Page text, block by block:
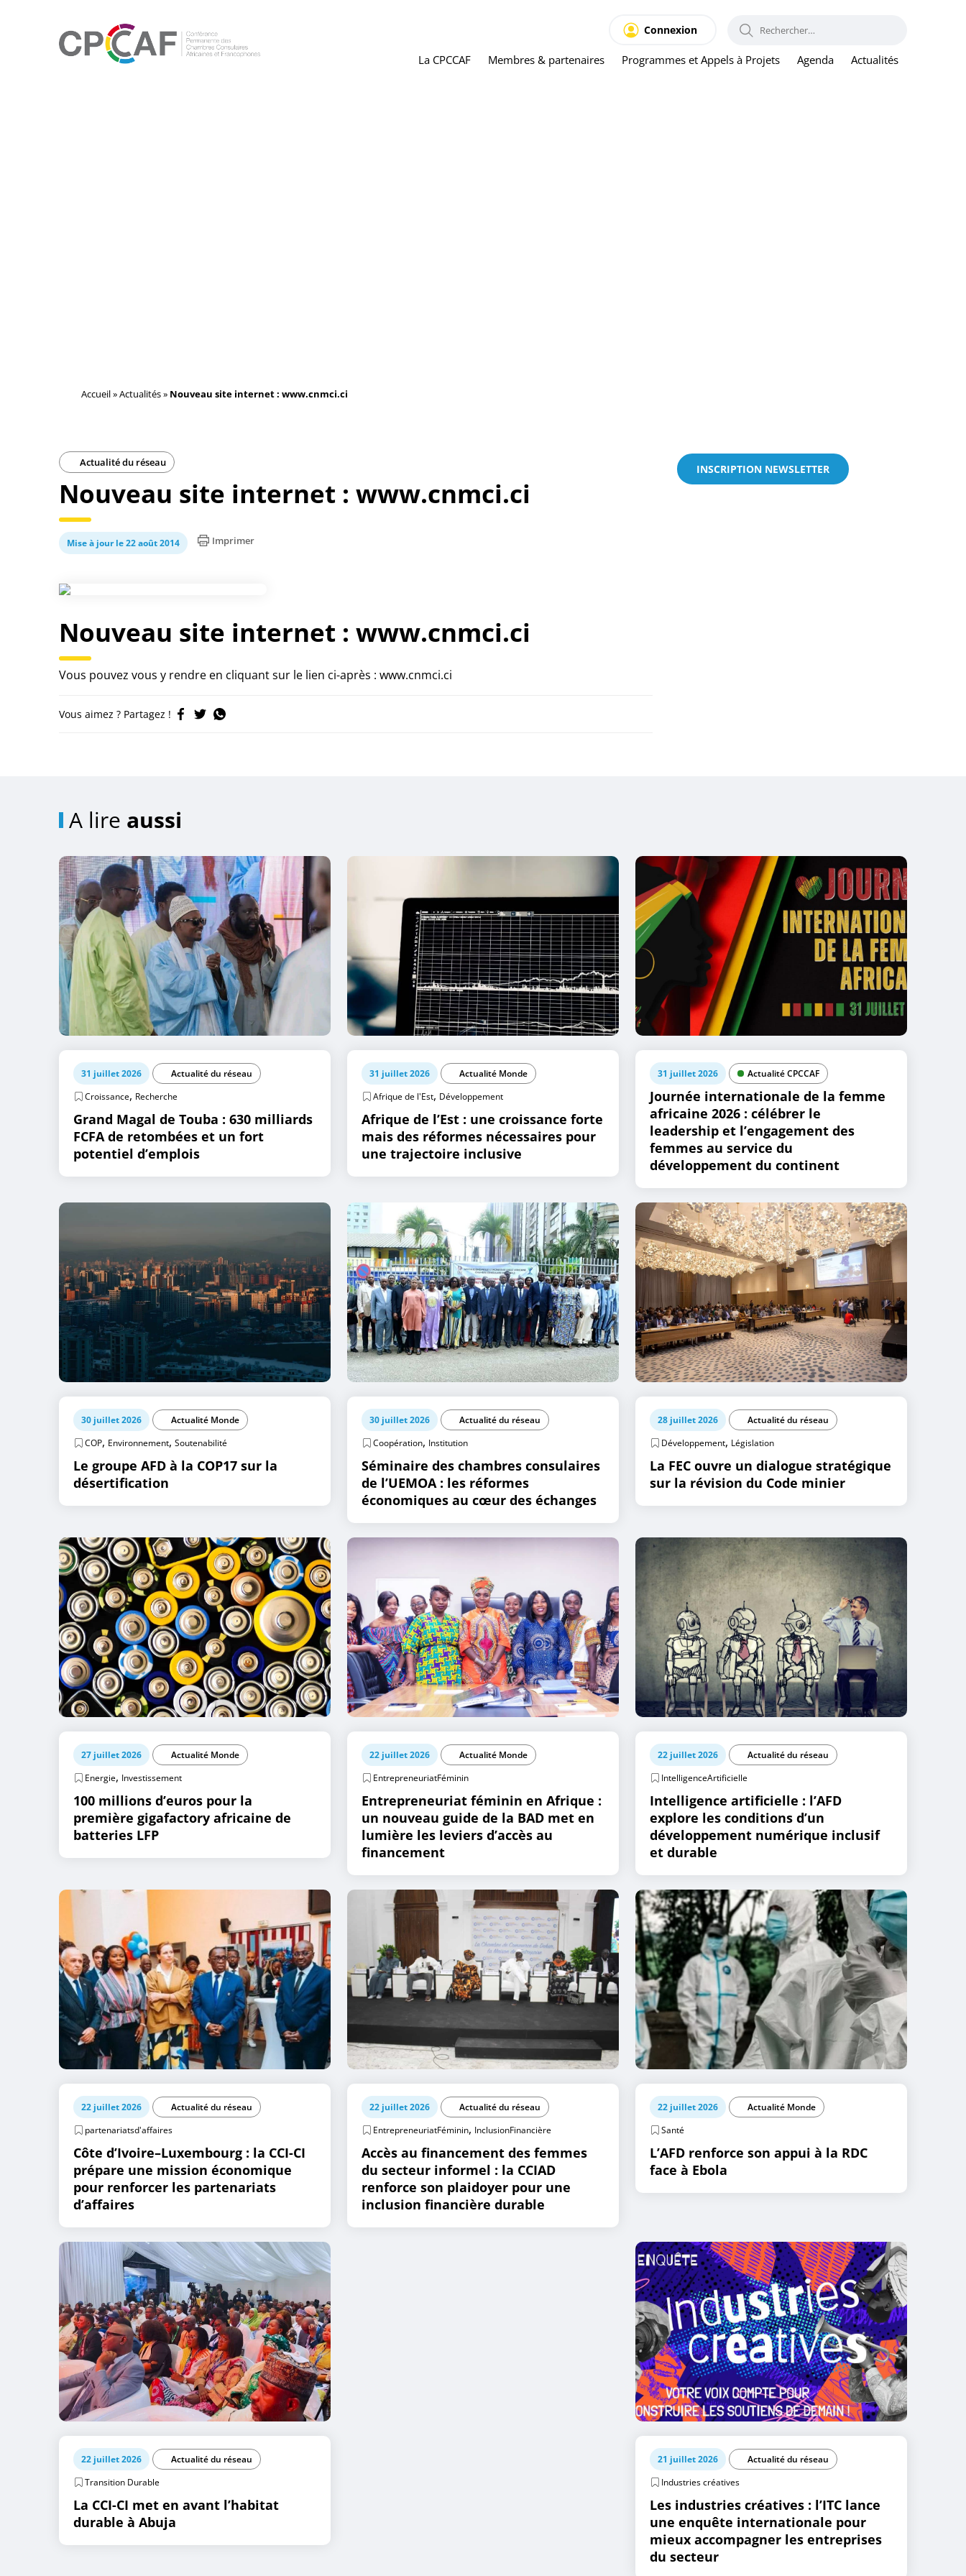
La CPCCAF Membres & partenaires Programmes et Appels à Projets Agenda Actualités
Connexion RECHERCHER :
Accueil»Actualités» Nouveau site internet : www.cnmci.ci
Actualité du réseau
Nouveau site internet : www.cnmci.ci
Mise à jour le 22 août 2014 Imprimer
Nouveau site internet : www.cnmci.ci
Vous pouvez vous y rendre en cliquant sur le lien ci-après : www.cnmci.ci
Vous aimez ? Partagez !
INSCRIPTION NEWSLETTER
A lire aussi
31 juillet 2026
Actualité du réseau
Croissance, Recherche
Grand Magal de Touba : 630 milliards
FCFA de retombées et un fort
potentiel d’emplois
31 juillet 2026
Actualité Monde
Afrique de l'Est, Développement
Afrique de l’Est : une croissance forte
mais des réformes nécessaires pour
une trajectoire inclusive
31 juillet 2026 Actualité CPCCAF
Journée internationale de la femme
africaine 2026 : célébrer le
leadership et l’engagement des
femmes au service du
développement du continent
30 juillet 2026
Actualité Monde
COP, Environnement, Soutenabilité
Le groupe AFD à la COP17 sur la
désertification
30 juillet 2026
Actualité du réseau
Coopération, Institution
Séminaire des chambres consulaires
de l’UEMOA : les réformes
économiques au cœur des échanges
28 juillet 2026
Actualité du réseau
Développement, Législation
La FEC ouvre un dialogue stratégique
sur la révision du Code minier
27 juillet 2026
Actualité Monde
Energie, Investissement
100 millions d’euros pour la
première gigafactory africaine de
batteries LFP
22 juillet 2026
Actualité Monde
EntrepreneuriatFéminin
Entrepreneuriat féminin en Afrique :
un nouveau guide de la BAD met en
lumière les leviers d’accès au
financement
22 juillet 2026
Actualité du réseau
IntelligenceArtificielle
Intelligence artificielle : l’AFD
explore les conditions d’un
développement numérique inclusif
et durable
22 juillet 2026
Actualité du réseau
partenariatsd'affaires
Côte d’Ivoire–Luxembourg : la CCI-CI
prépare une mission économique
pour renforcer les partenariats
d’affaires
22 juillet 2026
Actualité du réseau
EntrepreneuriatFéminin, InclusionFinancière
Accès au financement des femmes
du secteur informel : la CCIAD
renforce son plaidoyer pour une
inclusion financière durable
22 juillet 2026
Actualité Monde
Santé
L’AFD renforce son appui à la RDC
face à Ebola
22 juillet 2026
Actualité du réseau
Transition Durable
La CCI-CI met en avant l’habitat
durable à Abuja
21 juillet 2026
Actualité du réseau
Industries créatives
Les industries créatives : l’ITC lance
une enquête internationale pour
mieux accompagner les entreprises
du secteur